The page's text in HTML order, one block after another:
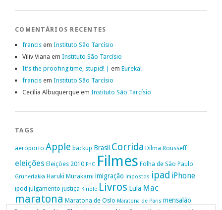
COMENTÁRIOS RECENTES
francis em Instituto São Tarcísio
Viliv Viana em Instituto São Tarcísio
It’s the proofing time, stupid! | em Eureka!
francis em Instituto São Tarcísio
Cecília Albuquerque em Instituto São Tarcísio
TAGS
aeroporto Apple backup Brasil Corrida Dilma Rousseff
eleições Eleições 2010 FHC Filmes Folha de São Paulo
Grünerløkka Haruki Murakami imigração impostos ipad iPhone
ipod julgamento justiça Kindle Livros Lula Mac
maratona Maratona de Oslo Maratona de Paris mensalão